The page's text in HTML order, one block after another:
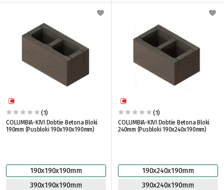
(1)
COLUMBIA-KIVI Dobtie Betona Bloki
190mm (Pusbloki 190x190x190mm)
190x190x190mm
390x190x190mm
(1)
COLUMBIA-KIVI Dobtie Betona Bloki
240mm (Pusbloki 190x240x190mm)
190x240x190mm
390x240x190mm